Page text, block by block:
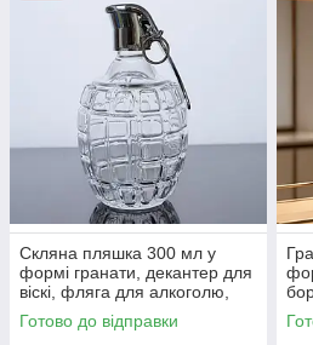
Скляна пляшка 300 мл у
формі гранати, декантер для
віскі, фляга для алкоголю,
віскі, горілки, бренді, вина,
подарунок для чоловіка
Готово до відправки